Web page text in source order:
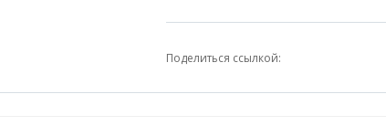
Поделиться ссылкой: